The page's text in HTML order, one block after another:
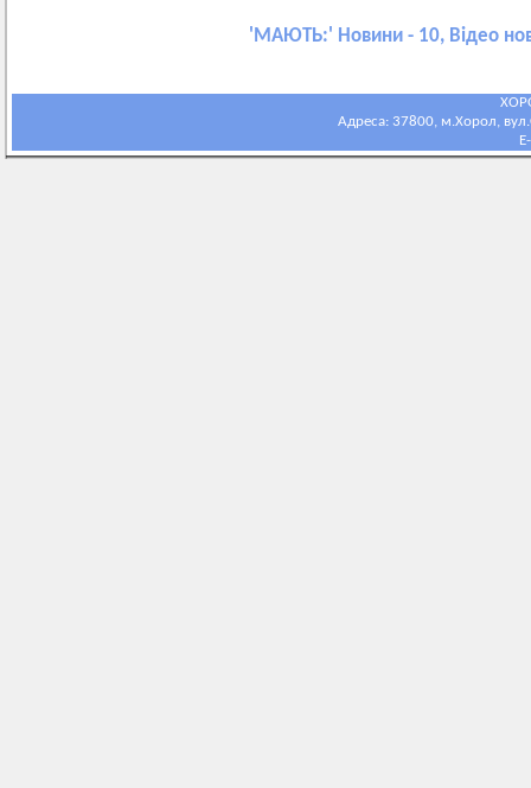
' МАЮТЬ:' Новини - 10, Відео
Адреса: 37800, м.Хорол,